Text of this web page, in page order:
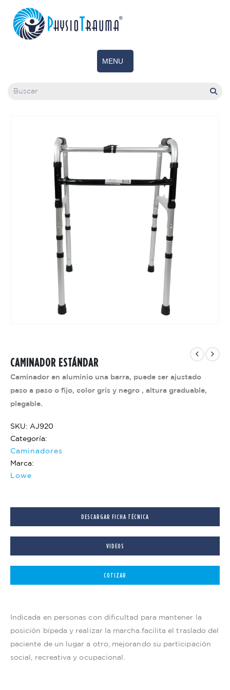
CAMINADOR ESTÁNDAR
Caminador en aluminio una barra, puede ser ajustado
paso a paso o fijo, color gris y negro , altura graduable,
plegable.
SKU: AJ920
Categoría:
Caminadores
Marca:
Lowe
DESCARGAR FICHA TÉCNICA
VIDEOS
COTIZAR
Indicada en personas con dificultad para mantener la
posición bípeda y realizar la marcha.facilita el traslado del
paciente de un lugar a otro, mejorando su participación
social, recreativa y ocupacional.